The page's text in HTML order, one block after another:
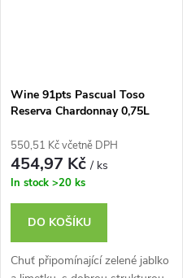
Wine 91pts Pascual Toso
Reserva Chardonnay 0,75L
550,51 Kč včetně DPH
454,97 Kč/ ks
In stock >20 ks
DO KOŠÍKU
Chuť připomínající zelené jablko